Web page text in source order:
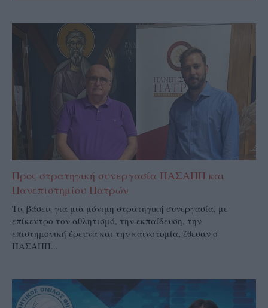
Προς στρατηγική συνεργασία ΠΑΣΑΠΠ και
Πανεπιστημίου Πατρών
Τις βάσεις για μια μόνιμη στρατηγική συνεργασία, με
επίκεντρο τον αθλητισμό, την εκπαίδευση, την
επιστημονική έρευνα και την καινοτομία, έθεσαν ο
ΠΑΣΑΠΠ...